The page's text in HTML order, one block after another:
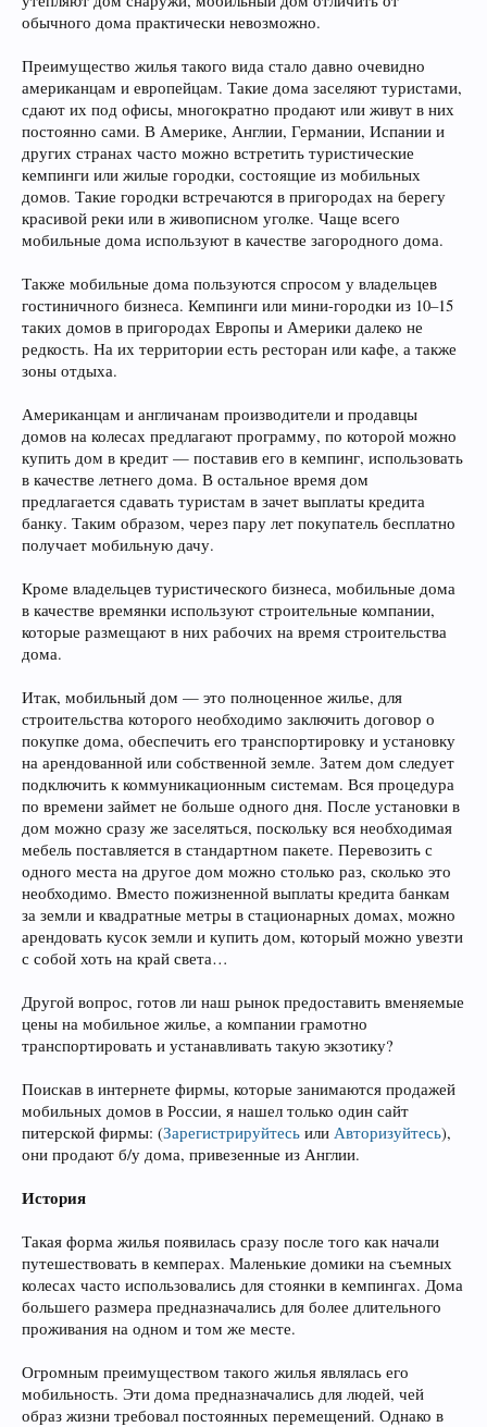
обычного дома практически невозможно.
Преимущество жилья такого вида стало давно очевидно
американцам и европейцам. Такие дома заселяют туристами,
сдают их под офисы, многократно продают или живут в них
постоянно сами. В Америке, Англии, Германии, Испании и
других странах часто можно встретить туристические
кемпинги или жилые городки, состоящие из мобильных
домов. Такие городки встречаются в пригородах на берегу
красивой реки или в живописном уголке. Чаще всего
мобильные дома используют в качестве загородного дома.
Также мобильные дома пользуются спросом у владельцев
гостиничного бизнеса. Кемпинги или мини-городки из 10–15
таких домов в пригородах Европы и Америки далеко не
редкость. На их территории есть ресторан или кафе, а также
зоны отдыха.
Американцам и англичанам производители и продавцы
домов на колесах предлагают программу, по которой можно
купить дом в кредит — поставив его в кемпинг, использовать
в качестве летнего дома. В остальное время дом
предлагается сдавать туристам в зачет выплаты кредита
банку. Таким образом, через пару лет покупатель бесплатно
получает мобильную дачу.
Кроме владельцев туристического бизнеса, мобильные дома
в качестве времянки используют строительные компании,
которые размещают в них рабочих на время строительства
дома.
Итак, мобильный дом — это полноценное жилье, для
строительства которого необходимо заключить договор о
покупке дома, обеспечить его транспортировку и установку
на арендованной или собственной земле. Затем дом следует
подключить к коммуникационным системам. Вся процедура
по времени займет не больше одного дня. После установки в
дом можно сразу же заселяться, поскольку вся необходимая
мебель поставляется в стандартном пакете. Перевозить с
одного места на другое дом можно столько раз, сколько это
необходимо. Вместо пожизненной выплаты кредита банкам
за земли и квадратные метры в стационарных домах, можно
арендовать кусок земли и купить дом, который можно увезти
с собой хоть на край света…
Другой вопрос, готов ли наш рынок предоставить вменяемые
цены на мобильное жилье, а компании грамотно
транспортировать и устанавливать такую экзотику?
Поискав в интернете фирмы, которые занимаются продажей
мобильных домов в России, я нашел только один сайт
питерской фирмы: (Зарегистрируйтесь или Авторизуйтесь),
они продают б/у дома, привезенные из Англии.
История
Такая форма жилья появилась сразу после того как начали
путешествовать в кемперах. Маленькие домики на съемных
колесах часто использовались для стоянки в кемпингах. Дома
большего размера предназначались для более длительного
проживания на одном и том же месте.
Огромным преимуществом такого жилья являлась его
мобильность. Эти дома предназначались для людей, чей
образ жизни требовал постоянных перемещений. Однако в